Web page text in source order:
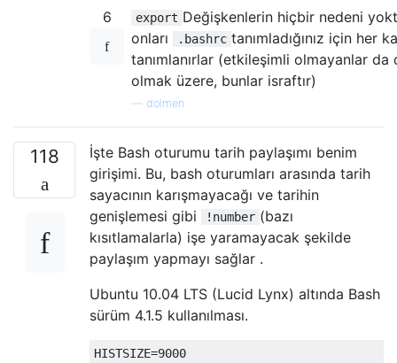
6 export Değişkenlerin hiçbir nedeni
onları
.bashrc tanımladığınız için her
tanımlanırlar (etkileşimli olmayanlar da
olmak üzere, bunlar israftır)
dolmen
118
İşte Bash oturumu tarih paylaşımı benim
girişimi. Bu, bash oturumları arasında tarih
sayacının karışmayacağı ve tarihin
genişlemesi gibi
!number (bazı
kısıtlamalarla) işe yaramayacak şekilde
paylaşım yapmayı sağlar .
Ubuntu 10.04 LTS (Lucid Lynx) altında Bash
sürüm 4.1.5 kullanılması.
HISTSIZE=9000